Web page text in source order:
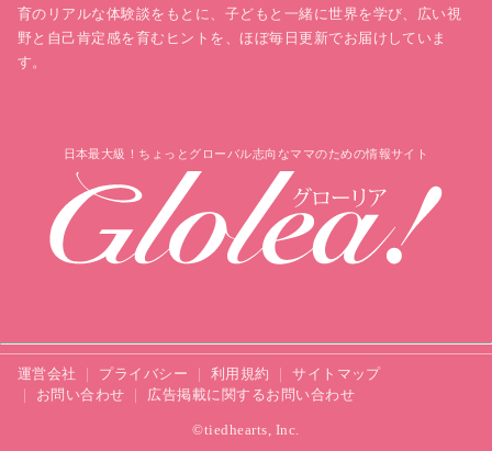
育のリアルな体験談をもとに、子どもと一緒に世界を学び、広い視
野と自己肯定感を育むヒントを、ほぼ毎日更新でお届けしていま
す。
日本最大級！ちょっとグローバル志向なママのための情報サイト
運営会社 プライバシー 利用規約
サイトマップ
お問い合わせ
広告掲載に関するお問い合わせ
©tiedhearts, Inc.